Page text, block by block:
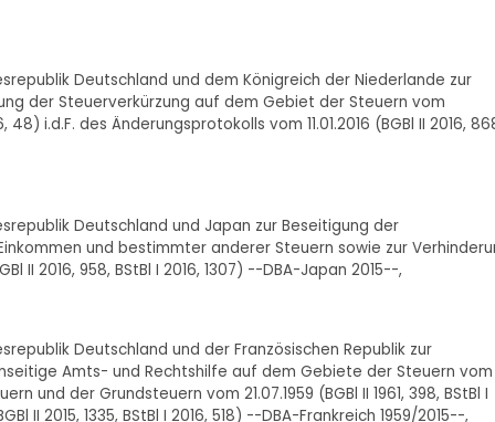
Deutschland und dem Königreich der Niederlande zur
der Steuerverkürzung auf dem Gebiet der Steuern vom
48) i.d.F. des Änderungsprotokolls vom 11.01.2016 (BGBl II 2016,
Deutschland und Japan zur Beseitigung der
und bestimmter anderer Steuern sowie zur
II 2016, 958, BStBl I 2016, 1307) --DBA-Japan 2015--,
Deutschland und der Französischen Republik zur
Amts- und Rechtshilfe auf dem Gebiete der Steuern vom
und der Grundsteuern vom 21.07.1959 (BGBl II 1961, 398, BStBl I
II 2015, 1335, BStBl I 2016, 518) --DBA-Frankreich 1959/2015--,